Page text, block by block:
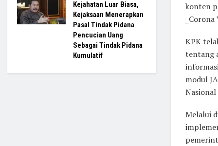
konten
KPK
tentang
modul
Nasional
Melalui
Kejahatan Luar Biasa,
Kejaksaan Menerapkan
Pasal Tindak Pidana
Pencucian Uang
Sebagai Tindak Pidana
Kumulatif